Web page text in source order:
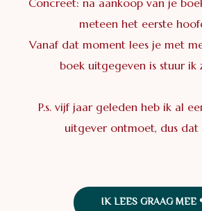
meteen het eerste
Vanaf dat moment lees je met
boek uitgegeven is stuur ik
P.s. vijf jaar geleden heb ik al
uitgever ontmoet, dus dat
IK LEES GRAAG MEE